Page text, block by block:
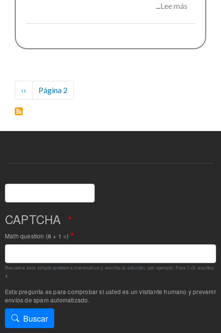
Lee más
Morts
Paginación
Página
anterior
‹‹ Página 2
Buscar
CAPTCHA
Math question (8 + 1 =)
Resuelva este simple problema matemático y escriba la solución; por ejemplo: Para 1+3, escriba
4.
Esta pregunta es para comprobar si usted es un visitante humano y prevenir
envíos de spam automatizado.
Buscar